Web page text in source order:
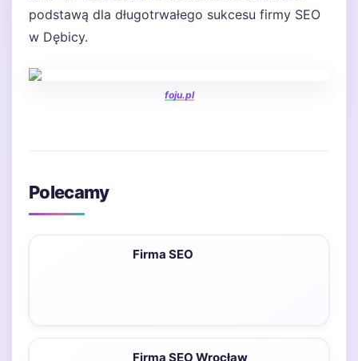
podstawą dla długotrwałego sukcesu firmy SEO
w Dębicy.
foju.pl
Polecamy
Firma SEO
Firma SEO Wrocław